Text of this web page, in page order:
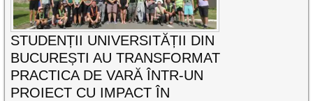
STUDENȚII UNIVERSITĂȚII DIN
BUCUREȘTI AU TRANSFORMAT
PRACTICA DE VARĂ ÎNTR-UN
PROIECT CU IMPACT ÎN